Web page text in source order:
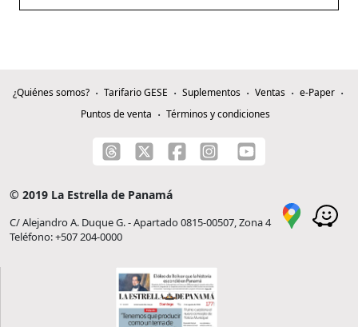
¿Quiénes somos? Tarifario GESE Suplementos Ventas
e-Paper
Puntos de venta
Términos y condiciones
© 2019 La Estrella de Panamá
C/ Alejandro A. Duque G. - Apartado 0815-00507, Zona 4
Teléfono: +507 204-0000